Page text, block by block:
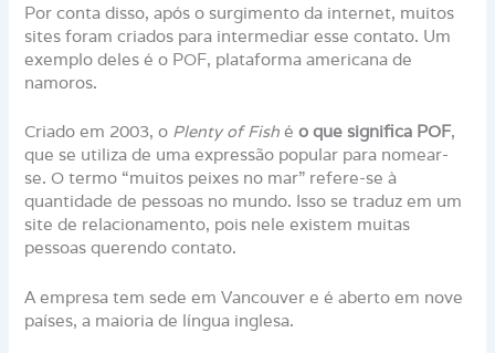
Por conta disso, após o surgimento da internet, muitos
sites foram criados para intermediar esse contato. Um
exemplo deles é o POF, plataforma americana de
namoros.
Criado em 2003, o Plenty of Fish éo que significa POF,
que se utiliza de uma expressão popular para nomear-
se. O termo “muitos peixes no mar” refere-se à
quantidade de pessoas no mundo. Isso se traduz em um
site de relacionamento, pois nele existem muitas
pessoas querendo contato.
A empresa tem sede em Vancouver e é aberto em nove
países, a maioria de língua inglesa.